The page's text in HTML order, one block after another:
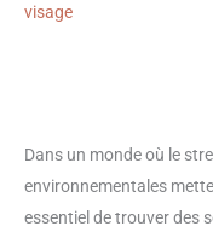
visage
Dans un monde où le
environnementales
essentiel de trouver des